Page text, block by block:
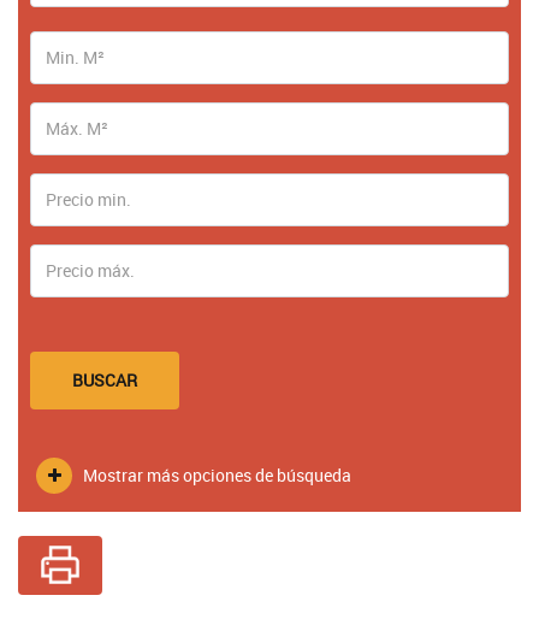
BUSCAR
Mostrar más opciones de búsqueda